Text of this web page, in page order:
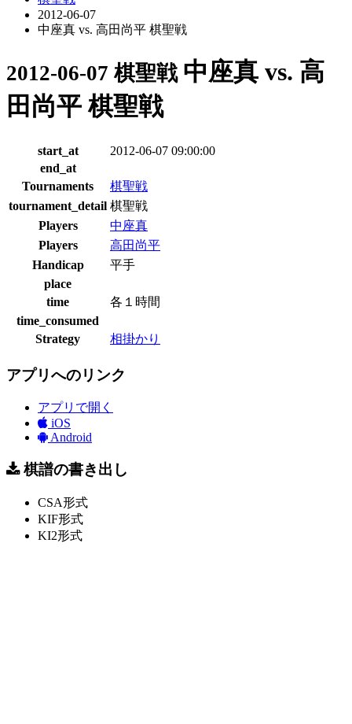
2012-06-07
中座真 vs. 高田尚平 棋聖戦
2012-06-07 棋聖戦 中座真 vs. 高
田尚平 棋聖戦
start_at
2012-06-07 09:00:00
end_at
Tournaments
棋聖戦
tournament_detail 棋聖戦
Players
中座真
Players
高田尚平
Handicap
平手
place
time
各１時間
time_consumed
Strategy
相掛かり
アプリへのリンク
アプリで開く
iOS
Android
棋譜の書き出し
CSA形式
KIF形式
KI2形式